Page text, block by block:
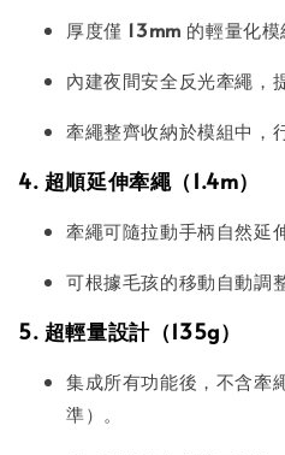
厚度僅 13mm 的輕量化模
內建夜間安全反光牽繩，
牽繩整齊收納於模組中，
4. 超順延伸牽繩（1.4m）
牽繩可隨拉動手柄自然延
可根據毛孩的移動自動調
5. 超輕量設計（135g）
集成所有功能後，不含牽
準）。